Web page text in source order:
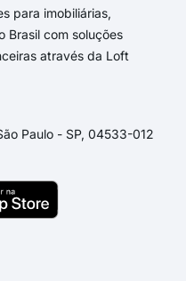
para imobiliárias,
Brasil com soluções
através da Loft
Paulo - SP, 04533-012